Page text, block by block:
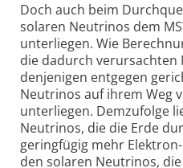
Doch auch beim
solaren Neutrinos dem
unterliegen. Wie
die dadurch
denjenigen entgegen
Neutrinos auf ihrem Weg
unterliegen. Demzufolge
Neutrinos, die die Erde
geringfügig mehr
den solaren Neutrinos,